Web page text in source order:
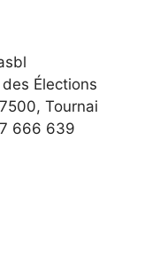
Élections
Tournai
666 639